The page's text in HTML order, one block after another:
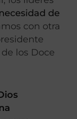
de
con otra
los Doce